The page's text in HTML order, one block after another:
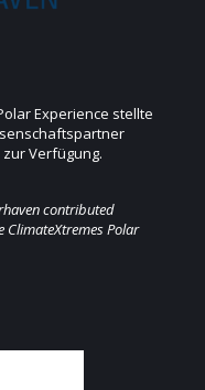
Experience stellte
Verfügung.
contributed
ClimateXtremes Polar